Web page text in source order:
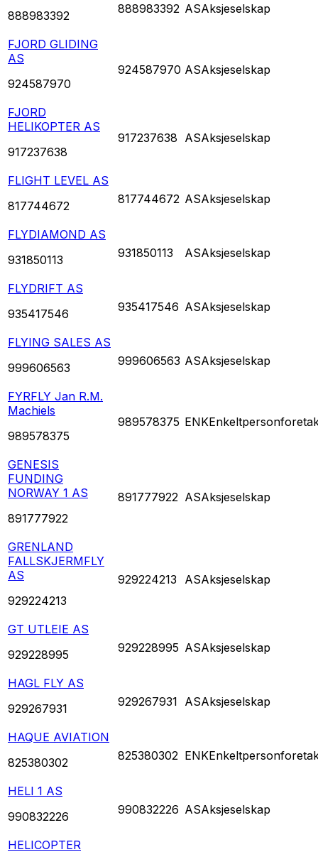
888983392
888983392 ASAksjeselskap
FJORD GLIDING
AS
924587970
924587970 ASAksjeselskap
FJORD
HELIKOPTER AS
917237638
917237638 ASAksjeselskap
FLIGHT LEVEL AS
817744672
817744672 ASAksjeselskap
FLYDIAMOND AS
931850113
931850113 ASAksjeselskap
FLYDRIFT AS
935417546
935417546 ASAksjeselskap
FLYING SALES AS
999606563
999606563 ASAksjeselskap
FYRFLY Jan R.M.
Machiels
989578375
989578375 ENK
GENESIS
FUNDING
NORWAY 1 AS
891777922
891777922 ASAksjeselskap
GRENLAND
FALLSKJERMFLY
AS
929224213
929224213 ASAksjeselskap
GT UTLEIE AS
929228995
929228995 ASAksjeselskap
HAGL FLY AS
929267931
929267931 ASAksjeselskap
HAQUE AVIATION
825380302
825380302 ENK
HELI 1 AS
990832226
990832226 ASAksjeselskap
HELICOPTER